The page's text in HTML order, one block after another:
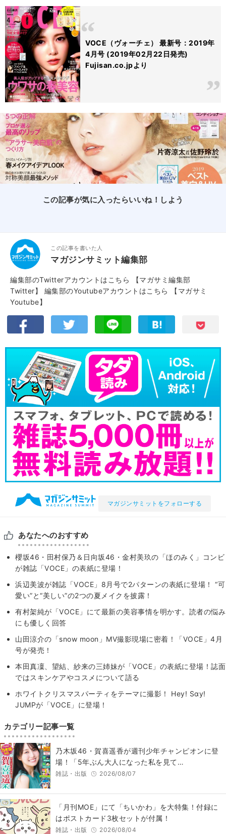
VOCE（ヴォーチェ） 最新号：2019年
4月号 (2019年02月22日発売)
Fujisan.co.jpより
この記事が気に入ったらいいね！しよう
この記事を書いた人
マガジンサミット編集部
編集部のTwitterアカウントはこちら
【マガサミ編集部
Twitter】
編集部のYoutubeアカウントはこちら
【マガサミ
Youtube】
マガジンサミットをフォローする
あなたへのおすすめ
櫻坂46・田村保乃＆日向坂46・金村美玖の「ほのみく」コンビ
が雑誌「VOCE」の表紙に登場！
浜辺美波が雑誌「VOCE」8月号で2パターンの表紙に登場！ “可
愛い”と“美しい”の2つの夏メイクを披露！
有村架純が「VOCE」にて最新の美容事情を明かす。読者の悩み
にも優しく回答
山田涼介の「snow moon」MV撮影現場に密着！「VOCE」4月
号が発売！
本田真凜、望結、紗来の三姉妹が「VOCE」の表紙に登場！誌面
ではスキンケアやコスメについて語る
ホワイトクリスマスパーティをテーマに撮影！ Hey! Sɑy!
JUMPが「VOCE」に登場！
カテゴリー記事一覧
乃木坂46・賀喜遥香が週刊少年チャンピオンに登
場！「5年ぶん大人になった私を見て…
雑誌・出版 2026/08/07
「月刊MOE」にて「ちいかわ」を大特集！付録に
はポストカード3枚セットが付属！
雑誌・出版 2026/08/04